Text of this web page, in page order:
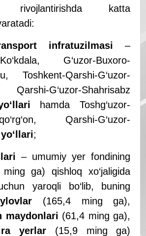
rivojlantirishda katta
infratuzilmasi–
Ko‘kdala, G‘uzor-Buxoro-
Toshkent-Qarshi-G‘uzor-
G‘uzor-Shahrisabz
hamda Toshg‘uzor-
Qarshi-G‘uzor-
;
– umumiy yer fondining
ga) qishloq xo‘jaligida
yaroqli bo‘lib, buning
(165,4 ming ga),
maydonlari (61,4 ming ga),
yerlar (15,9 ming ga)